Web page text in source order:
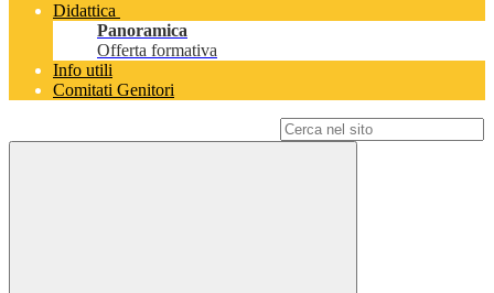
Didattica
Panoramica
Offerta formativa
Info utili
Comitati Genitori